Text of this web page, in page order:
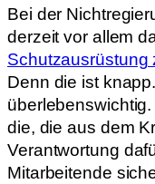
Bei der
derzeit vor allem
Schutzausrüstung
Denn die ist
die, die aus dem
Verantwortung
Mitarbeitende